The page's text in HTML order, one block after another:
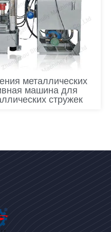
металлических
машина для
стружек